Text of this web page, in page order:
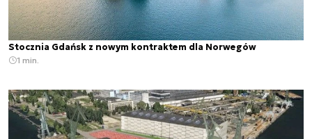
Stocznia Gdańsk z nowym kontraktem dla Norwegów
1 min.